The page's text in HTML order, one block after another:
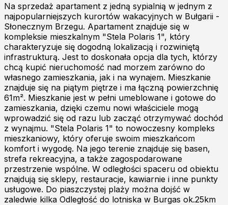
Na sprzedaż apartament z jedną sypialnią w jednym z
najpopularniejszych kurortów wakacyjnych w Bułgarii -
Słonecznym Brzegu. Apartament znajduje się w
kompleksie mieszkalnym "Stela Polaris 1", który
charakteryzuje się dogodną lokalizacją i rozwiniętą
infrastrukturą. Jest to doskonała opcja dla tych, którzy
chcą kupić nieruchomość nad morzem zarówno do
własnego zamieszkania, jak i na wynajem. Mieszkanie
znajduje się na piątym piętrze i ma łączną powierzchnię
61m². Mieszkanie jest w pełni umeblowane i gotowe do
zamieszkania, dzięki czemu nowi właściciele mogą
wprowadzić się od razu lub zacząć otrzymywać dochód
z wynajmu. "Stela Polaris 1" to nowoczesny kompleks
mieszkaniowy, który oferuje swoim mieszkańcom
komfort i wygodę. Na jego terenie znajduje się basen,
strefa rekreacyjna, a także zagospodarowane
przestrzenie wspólne. W odległości spaceru od obiektu
znajdują się sklepy, restauracje, kawiarnie i inne punkty
usługowe. Do piaszczystej plaży można dojść w
zaledwie kilka Odległość do lotniska w Burgas ok.25km